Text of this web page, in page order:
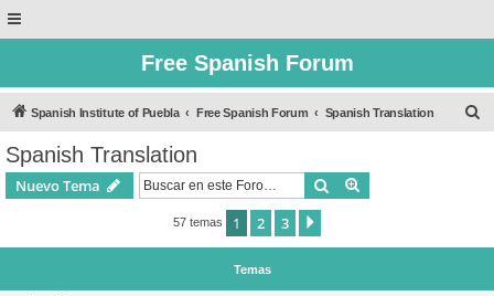
Free Spanish Forum
Spanish Institute of Puebla Free Spanish Forum Spanish Translation
Spanish Translation
Nuevo Tema Buscar
57 temas 1 2 3
Temas